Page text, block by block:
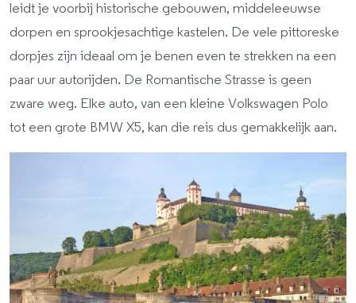
leidt je voorbij historische gebouwen, middeleeuwse
dorpen en sprookjesachtige kastelen. De vele pittoreske
dorpjes zijn ideaal om je benen even te strekken na een
paar uur autorijden. De Romantische Strasse is geen
zware weg. Elke auto, van een kleine Volkswagen Polo
tot een grote BMW X5, kan die reis dus gemakkelijk aan.